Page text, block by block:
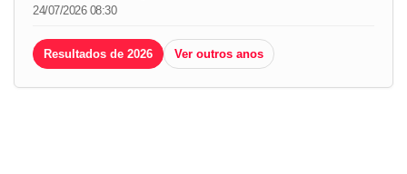
24/07/2026 08:30
Resultados de 2026 Ver outros anos